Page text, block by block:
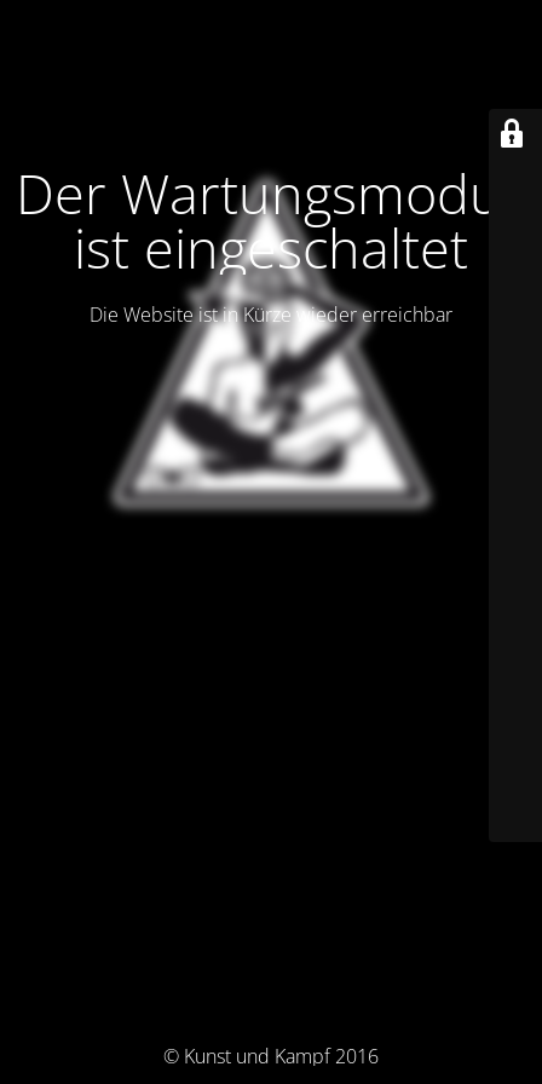
Der Wartungsmodus
ist eingeschaltet
Die Website ist in Kürze wieder erreichbar
© Kunst und Kampf 2016